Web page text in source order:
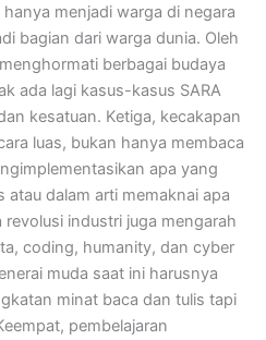
menjadi warga di negara
bagian dari warga dunia. Oleh
berbagai budaya
ada lagi kasus-kasus SARA
kesatuan. Ketiga, kecakapan
luas, bukan hanya membaca
apa yang
atau dalam arti memaknai apa
industri juga mengarah
coding, humanity, dan cyber
muda saat ini harusnya
minat baca dan tulis tapi
pembelajaran